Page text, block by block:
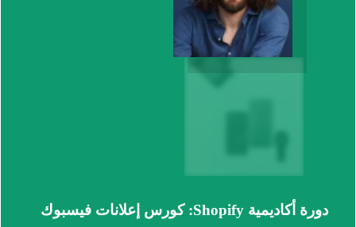
دورة أكاديمية Shopify: كورس إعلانات فيسبوك